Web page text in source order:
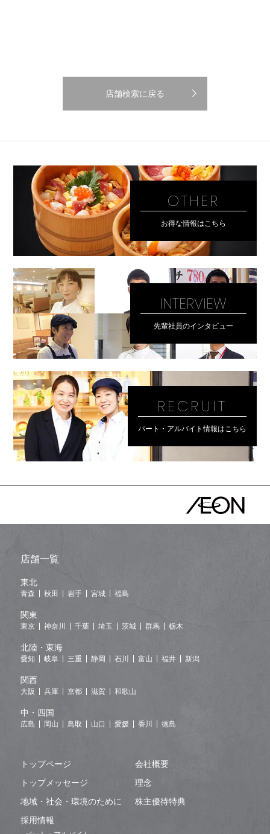
店舗検索に戻る
OTHER
お得な情報はこちら
INTERVIEW
先輩社員のインタビュー
RECRUIT
パート・アルバイト情報はこちら
トップページ
会社概要
トップメッセージ
理念
地域・社会・環境のために
株主優待特典
採用情報
店舗一覧
東北
青森 秋田 岩手 宮城 福島
関東
東京 神奈川 千葉 埼玉 茨城 群馬 栃木
北陸・東海
愛知 岐阜 三重 静岡 石川 富山 福井 新潟
関西
大阪 兵庫 京都 滋賀 和歌山
中・四国
広島 岡山 鳥取 山口 愛媛 香川 徳島